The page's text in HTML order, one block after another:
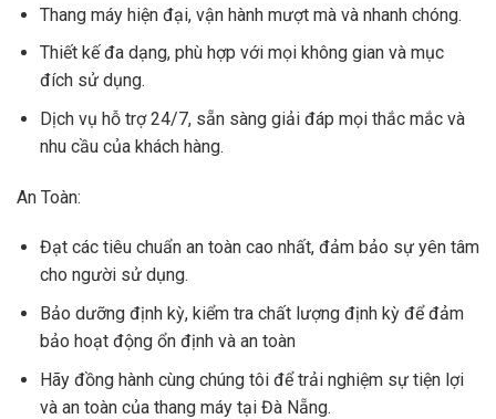
Thang máy hiện đại, vận hành mượt mà và nhanh chóng.
Thiết kế đa dạng, phù hợp với mọi không gian và mục
đích sử dụng.
Dịch vụ hỗ trợ 24/7, sẵn sàng giải đáp mọi thắc mắc và
nhu cầu của khách hàng.
An Toàn:
Đạt các tiêu chuẩn an toàn cao nhất, đảm bảo sự yên tâm
cho người sử dụng.
Bảo dưỡng định kỳ, kiểm tra chất lượng định kỳ để đảm
bảo hoạt động ổn định và an toàn
Hãy đồng hành cùng chúng tôi để trải nghiệm sự tiện lợi
và an toàn của thang máy tại Đà Nẵng.